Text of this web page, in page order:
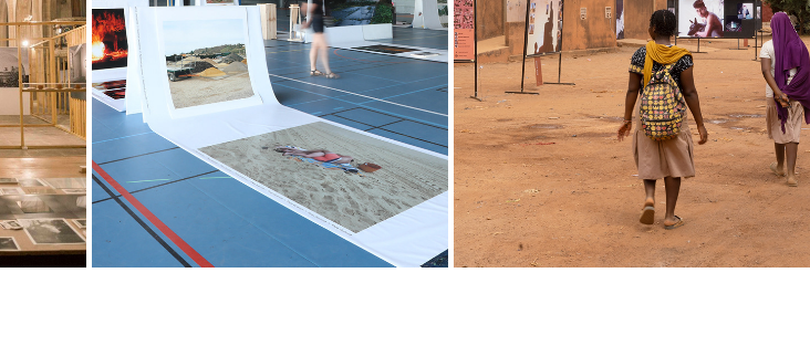
WIP#19
2019
PHOTOSA ÉDITION 2023
2023